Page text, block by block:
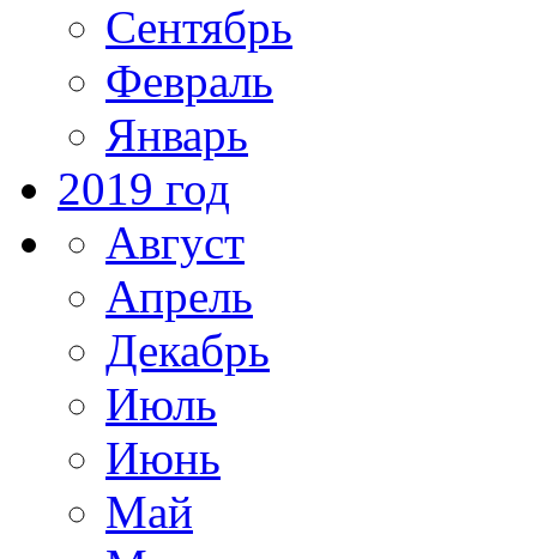
Сентябрь
Февраль
Январь
2019 год
Август
Апрель
Декабрь
Июль
Июнь
Май